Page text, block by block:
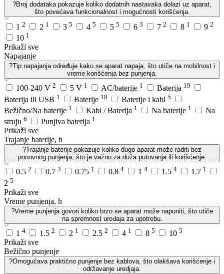
?Broj dodataka pokazuje koliko dodatnih nastavaka dolazi uz aparat,
što povećava funkcionalnost i mogućnosti korišćenja.
1 2 2 1 3 5 4 5 5 5 6 3 7 2 8 1 9 2
10 1
Prikaži sve
Napajanje
?Tip napajanja određuje kako se aparat napaja, što utiče na mobilnost i
vreme korišćenja bez punjenja.
100-240 V 2 5 V 1 AC/baterije 1 Baterija 19
Baterija ili USB 1 Baterije 18 Baterije i kabl 5
Bežično/Na baterije 1 Kabl / Baterija 1 Na baterije 1
Na
struju 6 Punjiva baterija 1
Prikaži sve
Trajanje baterije, h
?Trajanje baterije pokazuje koliko dugo aparat može raditi bez
ponovnog punjenja, što je važno za duža putovanja ili korišćenje.
0.5 2 0.7 3 0.75 1 0.8 4 1 4 1.5 4 1.7 1
2 5
Prikaži sve
Vreme punjenja, h
?Vreme punjenja govori koliko brzo se aparat može napuniti, što utiče
na spremnost uređaja za upotrebu.
1 4 1.5 2 2 1 2.5 2 4 1 8 5 10 5
Prikaži sve
Bežično punjenje
?Omogućava praktično punjenje bez kablova, što olakšava korišćenje i
održavanje uredjaja.